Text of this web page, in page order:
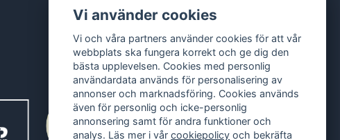
Integritetspolicy
Vi använder cookies
Vi och våra partners använder cookies för att vår
webbplats ska fungera korrekt och ge dig den
bästa upplevelsen. Cookies med personlig
användardata används för personalisering av
annonser och marknadsföring. Cookies används
även för personlig och icke-personlig
annonsering samt för andra funktioner och
analys. Läs mer i vårcookiepolicy och bekräfta